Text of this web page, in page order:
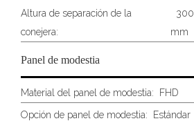
Altura de separación de la
conejera:
300
mm
Panel de modestia
Material del panel de modestia: FHD
Opción de panel de modestia: Estándar